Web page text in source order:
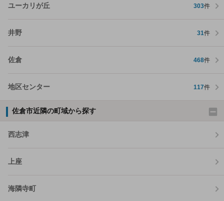
ユーカリが丘 303件
井野 31件
佐倉 468件
地区センター 117件
佐倉市近隣の町域から探す
西志津
上座
海隣寺町